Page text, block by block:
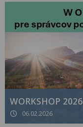
WORKSHOP 2026
06.02.2026